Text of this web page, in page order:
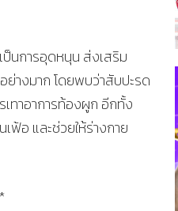
นการอุดหนุน ส่งเสริม
างมาก โดยพบว่าสับปะรด
ทาอาการท้องผูก อีกทั้ง
ฟ้อ และช่วยให้ร่างกาย